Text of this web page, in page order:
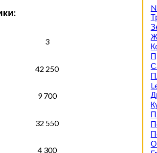
3
42 250
9 700
32 550
4 300